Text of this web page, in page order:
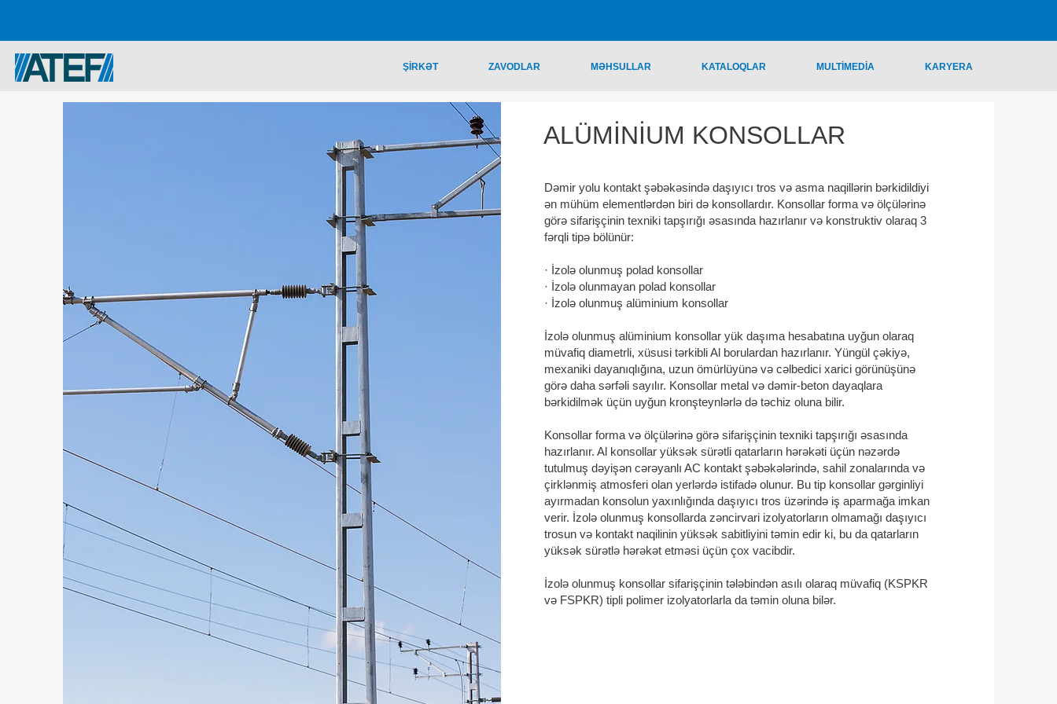
ŞİRKƏT ZAVODLAR MƏHSULLAR KATALOQLAR MULTİMEDİA KARYERA
ALÜMİNİUM KONSOLLAR
Dəmir yolu kontakt şəbəkəsində daşıyıcı tros və asma naqillərin bərkidildiyi
ən mühüm elementlərdən biri də konsollardır. Konsollar forma və ölçülərinə
görə sifarişçinin texniki tapşırığı əsasında hazırlanır və konstruktiv olaraq 3
fərqli tipə bölünür:
· İzolə olunmuş polad konsollar
· İzolə olunmayan polad konsollar
· İzolə olunmuş alüminium konsollar
İzolə olunmuş alüminium konsollar yük daşıma hesabatına uyğun olaraq
müvafiq diametrli, xüsusi tərkibli Al borulardan hazırlanır. Yüngül çəkiyə,
mexaniki dayanıqlığına, uzun ömürlüyünə və cəlbedici xarici görünüşünə
görə daha sərfəli sayılır. Konsollar metal və dəmir-beton dayaqlara
bərkidilmək üçün uyğun kronşteynlərlə də təchiz oluna bilir.
Konsollar forma və ölçülərinə görə sifarişçinin texniki tapşırığı əsasında
hazırlanır. Al konsollar yüksək sürətli qatarların hərəkəti üçün nəzərdə
tutulmuş dəyişən cərəyanlı AC kontakt şəbəkələrində, sahil zonalarında və
çirklənmiş atmosferi olan yerlərdə istifadə olunur. Bu tip konsollar gərginliyi
ayırmadan konsolun yaxınlığında daşıyıcı tros üzərində iş aparmağa imkan
verir. İzolə olunmuş konsollarda zəncirvari izolyatorların olmamağı daşıyıcı
trosun və kontakt naqilinin yüksək sabitliyini təmin edir ki, bu da qatarların
yüksək sürətlə hərəkət etməsi üçün çox vacibdir.
İzolə olunmuş konsollar sifarişçinin tələbindən asılı olaraq müvafiq (KSPKR
və FSPKR) tipli polimer izolyatorlarla da təmin oluna bilər.